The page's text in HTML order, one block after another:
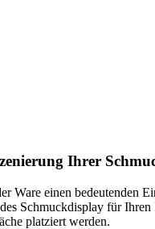
Ihrer
Ware einen
Schmuckdisplay für
platziert werden.